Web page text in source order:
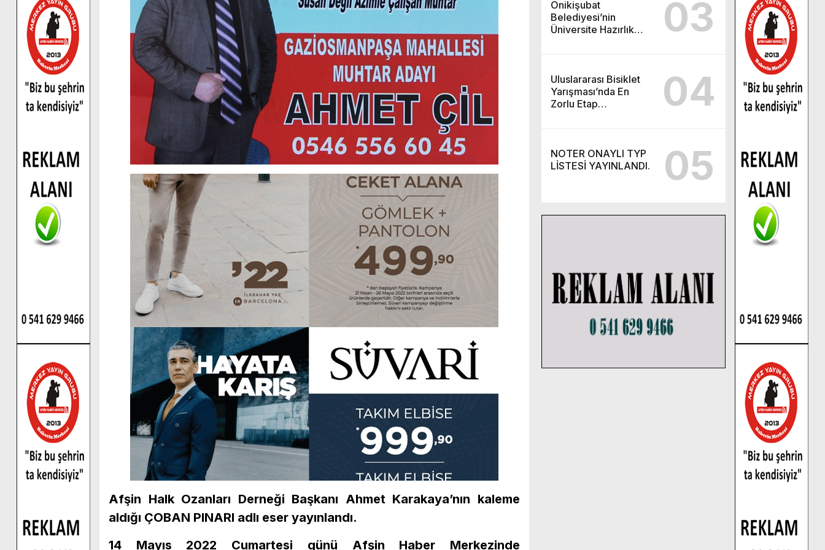
Onikişubat
Belediyesi’nin
Üniversite Hazırlık
03
Uluslararası Bisiklet
Yarışması’nda En
Zorlu Etap
04
NOTER ONAYLI TYP
LİSTESİ YAYINLANDI.
05
Afşin Halk Ozanları Derneği Başkanı Ahmet Karakaya’nın kaleme
aldığı ÇOBAN PINARI adlı eser yayınlandı.
14 Mayıs 2022 Cumartesi günü Afşin Haber Merkezinde